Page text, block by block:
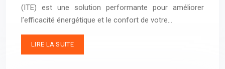
(ITE) est une solution performante pour améliorer
l’efficacité énergétique et le confort de votre…
LIRE LA SUITE